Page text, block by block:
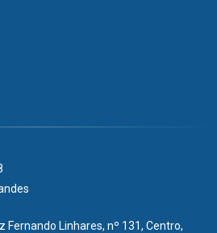
Fernando Linhares, nº 131, Centro,